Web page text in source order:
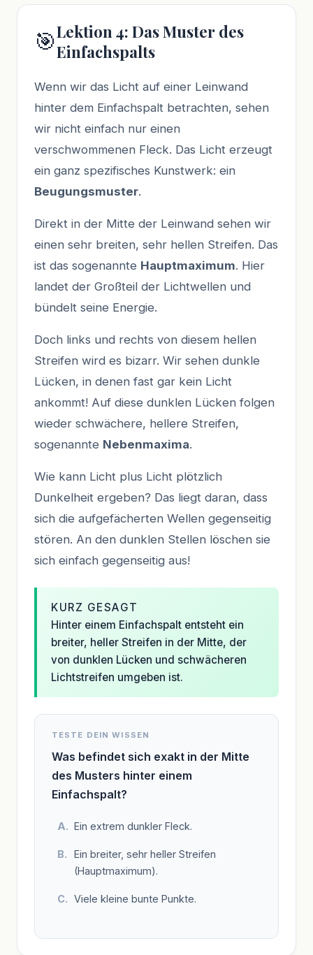
🎯Lektion 4: Das Muster des
Einfachspalts
Wenn wir das Licht auf einer Leinwand
hinter dem Einfachspalt betrachten, sehen
wir nicht einfach nur einen
verschwommenen Fleck. Das Licht erzeugt
ein ganz spezifisches Kunstwerk: ein
Beugungsmuster.
Direkt in der Mitte der Leinwand sehen wir
einen sehr breiten, sehr hellen Streifen. Das
ist das sogenannte Hauptmaximum. Hier
landet der Großteil der Lichtwellen und
bündelt seine Energie.
Doch links und rechts von diesem hellen
Streifen wird es bizarr. Wir sehen dunkle
Lücken, in denen fast gar kein Licht
ankommt! Auf diese dunklen Lücken folgen
wieder schwächere, hellere Streifen,
sogenannte Nebenmaxima.
Wie kann Licht plus Licht plötzlich
Dunkelheit ergeben? Das liegt daran, dass
sich die aufgefächerten Wellen gegenseitig
stören. An den dunklen Stellen löschen sie
sich einfach gegenseitig aus!
KURZ GESAGT
Hinter einem Einfachspalt entsteht ein
breiter, heller Streifen in der Mitte, der
von dunklen Lücken und schwächeren
Lichtstreifen umgeben ist.
TESTE DEIN WISSEN
Was befindet sich exakt in der Mitte
des Musters hinter einem
Einfachspalt?
Ein extrem dunkler Fleck.
Ein breiter, sehr heller Streifen
(Hauptmaximum).
Viele kleine bunte Punkte.